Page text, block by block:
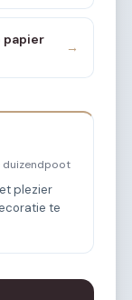
papier
→
duizendpoot
plezier
te